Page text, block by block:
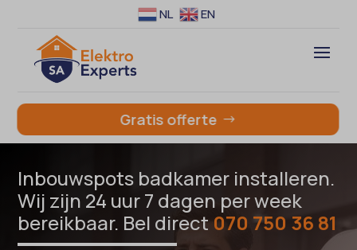
NL EN
Gratis offerte
Inbouwspots badkamer installeren.
Wij zijn 24 uur 7 dagen per week
bereikbaar. Bel direct070 750 36 81